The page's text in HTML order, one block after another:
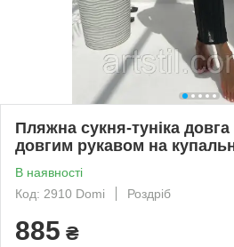
Пляжна сукня-туніка
довгим рукавом на
В наявності
Код: 2910 Domi
Роздріб
885 ₴